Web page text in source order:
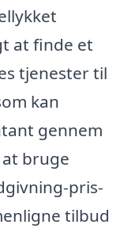
at finde et
tjenester til
kan
gennem
bruge
pris-
tilbud